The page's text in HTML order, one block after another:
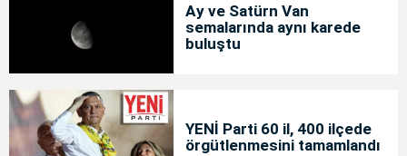
Ay ve Satürn Van
semalarında aynı karede
buluştu
YENİ Parti 60 il, 400 ilçede
örgütlenmesini tamamlandı